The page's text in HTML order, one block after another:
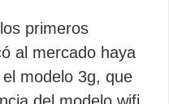
primeros
al mercado haya
modelo 3g, que